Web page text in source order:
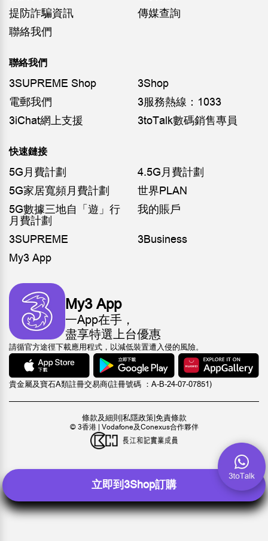
立即到3Shop訂購
提防詐騙資訊
傳媒查詢
聯絡我們
聯絡我們
3SUPREME Shop
3Shop
電郵我們
3服務熱線：1033
3iChat網上支援
3toTalk數碼銷售專員
快速鏈接
5G月費計劃
4.5G月費計劃
5G家居寬頻月費計劃
世界PLAN
5G數據三地自「遊」行
月費計劃
我的賬戶
3SUPREME
3Business
My3 App
My3 App
一App在手，
盡享特選上台優惠
請循官方途徑下載應用程式，以減低裝置遭入侵的風險。
貴金屬及寶石A類註冊交易商(註冊號碼 ：A-B-24-07-07851)
條款及細則 私隱政策 免責條款
© 3香港 | Vodafone及Conexus合作夥伴